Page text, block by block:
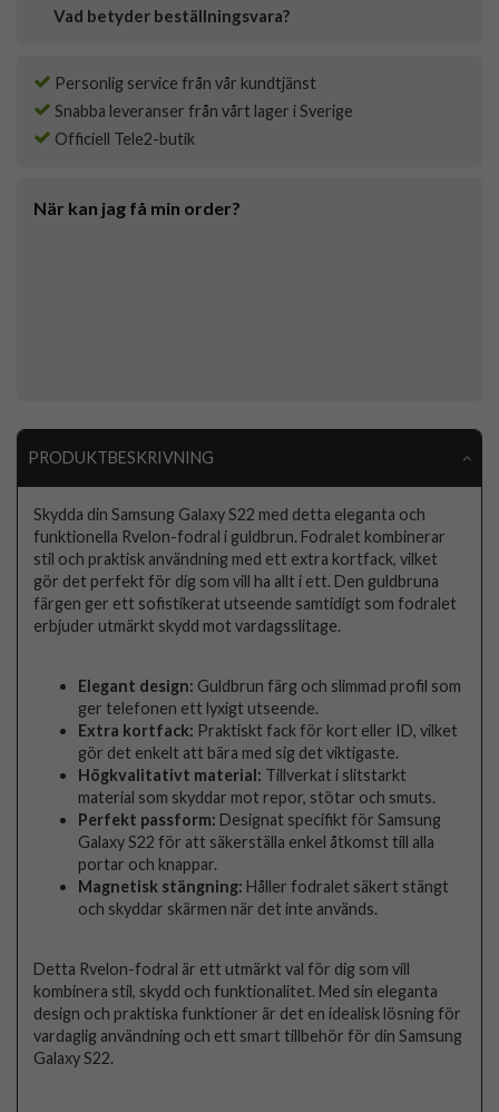
Vad betyder beställningsvara?
Personlig service från vår kundtjänst
Snabba leveranser från vårt lager i Sverige
Officiell Tele2-butik
När kan jag få min order?
PRODUKTBESKRIVNING
Skydda din Samsung Galaxy S22 med detta eleganta och
funktionella Rvelon-fodral i guldbrun. Fodralet kombinerar
stil och praktisk användning med ett extra kortfack, vilket
gör det perfekt för dig som vill ha allt i ett. Den guldbruna
färgen ger ett sofistikerat utseende samtidigt som fodralet
erbjuder utmärkt skydd mot vardagsslitage.
Elegant design: Guldbrun färg och slimmad profil som
ger telefonen ett lyxigt utseende.
Extra kortfack: Praktiskt fack för kort eller ID, vilket
gör det enkelt att bära med sig det viktigaste.
Högkvalitativt material: Tillverkat i slitstarkt
material som skyddar mot repor, stötar och smuts.
Perfekt passform: Designat specifikt för Samsung
Galaxy S22 för att säkerställa enkel åtkomst till alla
portar och knappar.
Magnetisk stängning: Håller fodralet säkert stängt
och skyddar skärmen när det inte används.
Detta Rvelon-fodral är ett utmärkt val för dig som vill
kombinera stil, skydd och funktionalitet. Med sin eleganta
design och praktiska funktioner är det en idealisk lösning för
vardaglig användning och ett smart tillbehör för din Samsung
Galaxy S22.